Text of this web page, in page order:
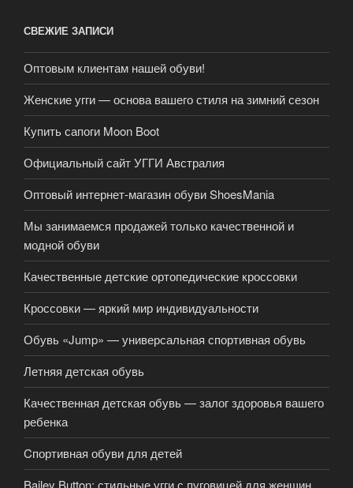
СВЕЖИЕ ЗАПИСИ
Оптовым клиентам нашей обуви!
Женские угги — основа вашего стиля на зимний сезон
Купить сапоги Moon Boot
Официальный сайт УГГИ Австралия
Оптовый интернет-магазин обуви ShoesMania
Мы занимаемся продажей только качественной и
модной обуви
Качественные детские ортопедические кроссовки
Кроссовки — яркий мир индивидуальности
Обувь «Jump» — универсальная спортивная обувь
Летняя детская обувь
Качественная детская обувь — залог здоровья вашего
ребенка
Cпортивная обуви для детей
Bailey Button: стильные угги с пуговицей для женщин